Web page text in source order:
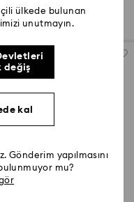
Filtre
Filtre Sırala
ülkede bulunan
unutmayın.
değiş
kal
Gönderim yapılmasını
mu?